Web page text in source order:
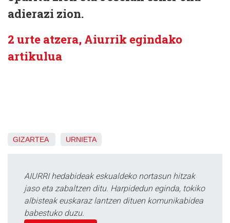
adierazi zion.
2 urte atzera, Aiurrik egindako
artikulua
GIZARTEA URNIETA
AIURRI hedabideak eskualdeko nortasun hitzak
jaso eta zabaltzen ditu. Harpidedun eginda, tokiko
albisteak euskaraz lantzen dituen komunikabidea
babestuko duzu.